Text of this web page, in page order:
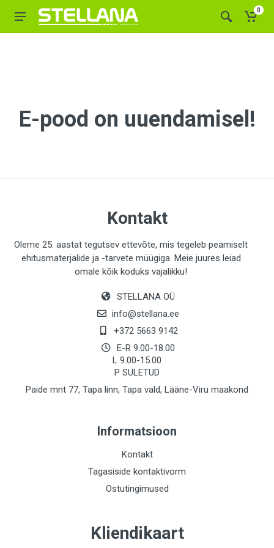
0
E-pood on uuendamisel!
Kontakt
Oleme 25. aastat tegutsev ettevõte, mis tegeleb peamiselt
ehitusmaterjalide ja -tarvete müügiga. Meie juures leiad
omale kõik koduks vajalikku!
STELLANA OÜ
info@stellana.ee
+372 5663 9142
E-R 9.00-18.00
L 9.00-15.00
P SULETUD
Paide mnt 77, Tapa linn, Tapa vald, Lääne-Viru maakond
Informatsioon
Kontakt
Tagasiside kontaktivorm
Ostutingimused
Kliendikaart